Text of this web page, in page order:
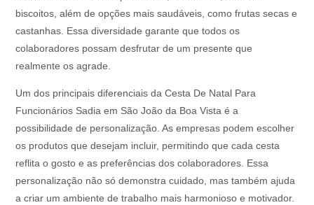
biscoitos, além de opções mais saudáveis, como frutas secas e
castanhas. Essa diversidade garante que todos os
colaboradores possam desfrutar de um presente que
realmente os agrade.
Um dos principais diferenciais da Cesta De Natal Para
Funcionários Sadia em São João da Boa Vista é a
possibilidade de personalização. As empresas podem escolher
os produtos que desejam incluir, permitindo que cada cesta
reflita o gosto e as preferências dos colaboradores. Essa
personalização não só demonstra cuidado, mas também ajuda
a criar um ambiente de trabalho mais harmonioso e motivador.